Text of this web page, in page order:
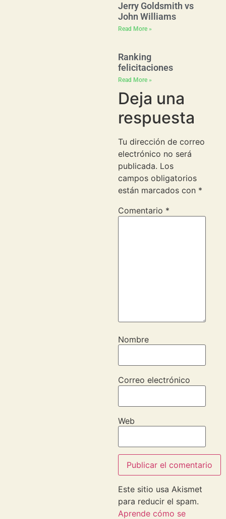
Jerry Goldsmith vs
John Williams
Read More »
Ranking
felicitaciones
Read More »
Deja una
respuesta
Tu dirección de correo
electrónico no será
publicada. Los
campos obligatorios
están marcados con *
Comentario *
Nombre
Correo electrónico
Web
Este sitio usa Akismet
para reducir el spam.
Aprende cómo se